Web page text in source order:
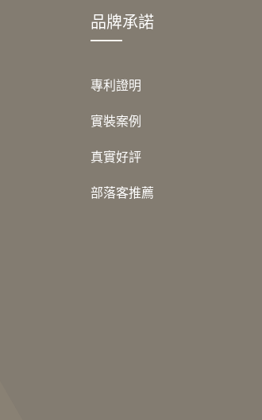
品牌承諾
專利證明
實裝案例
真實好評
部落客推薦